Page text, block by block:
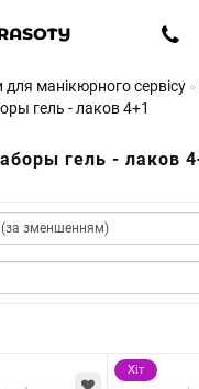
для манікюрного сервісу
гель - лаков 4+1
гель - лаков
Хіт